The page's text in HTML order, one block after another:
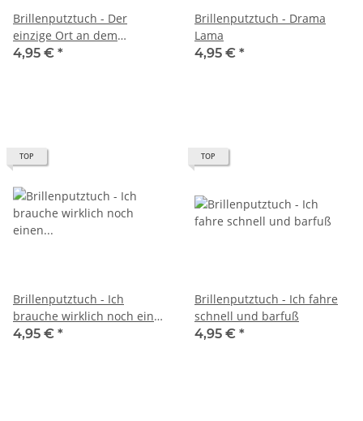
Brillenputztuch - Der
einzige Ort an dem
Hausarbeit vor Stricken
4,95 € *
Brillenputztuch - Drama
Lama
4,95 € *
TOP
Brillenputztuch - Ich
brauche wirklich noch einen
weiteren Tag zwischen
4,95 € *
TOP
Brillenputztuch - Ich fahre
schnell und barfuß
4,95 € *